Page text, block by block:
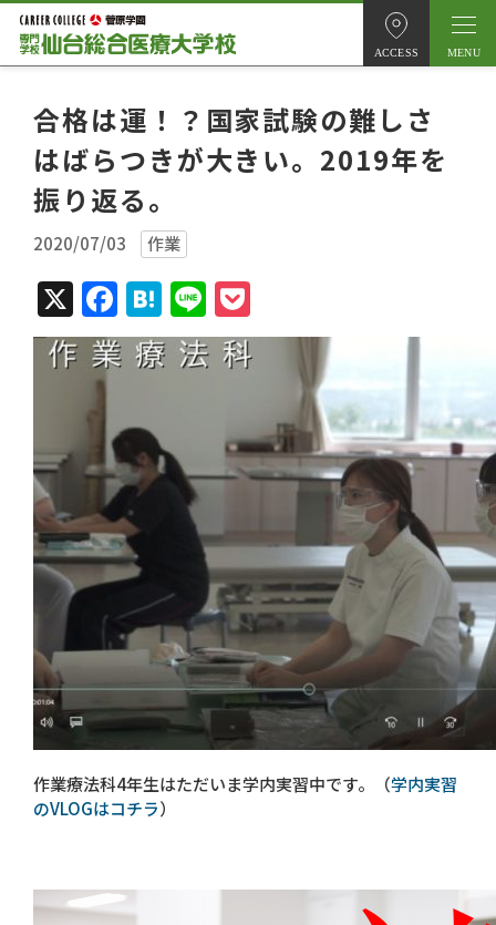
ACCESS
合格は運！？国家試験の難しさ
はばらつきが大きい。2019年を
振り返る。
2020/07/03 作業
X Facebook
Hatena
Line
作業療法科4年生はただいま学内実習中です。（学内実習
のVLOGはコチラ）